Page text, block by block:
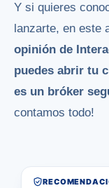
Y si quieres
lanzarte, en este
opinión de
puedes abrir tu
es un bróker
contamos todo!